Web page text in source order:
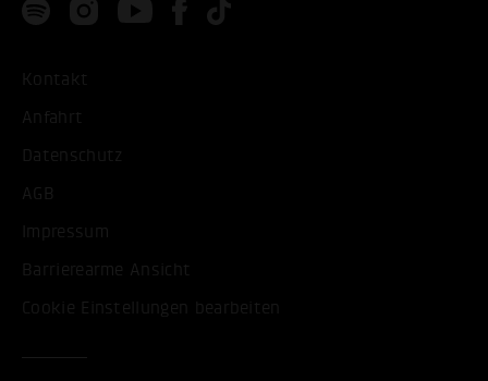
Kontakt
Anfahrt
Datenschutz
AGB
Impressum
Barrierearme Ansicht
Cookie Einstellungen bearbeiten